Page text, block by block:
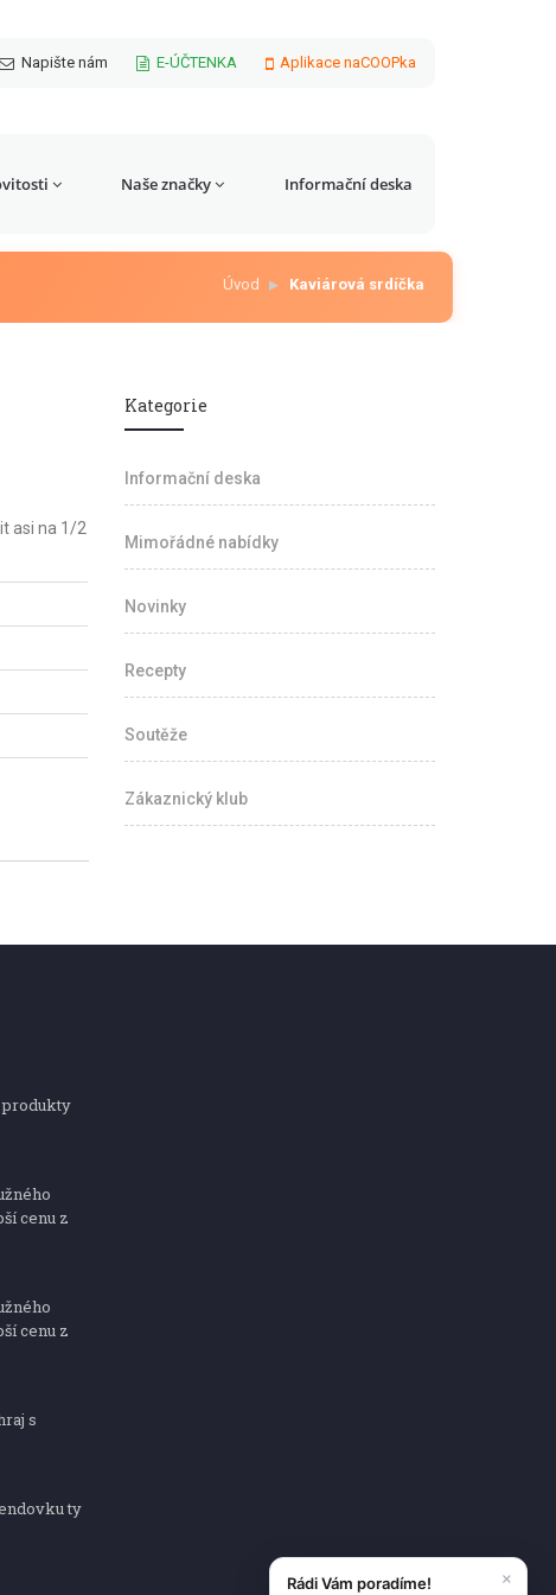
Napište nám E-ÚČTENKA Aplikace naCOOPka
Naše značky Informační deska
Úvod Kaviárová srdíčka
asi na 1/2
Kategorie
Informační deska
Mimořádné nabídky
Novinky
Recepty
Soutěže
Zákaznický klub
produkty
cenu z
cenu z
s
ty